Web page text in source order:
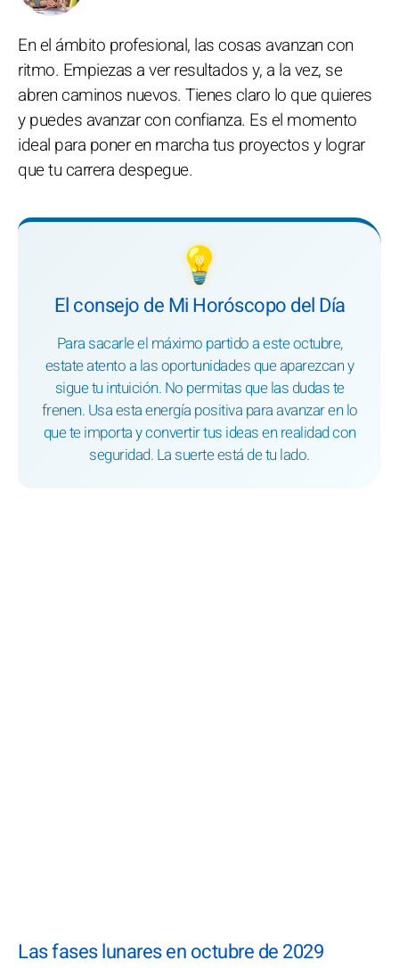
En el ámbito profesional, las cosas avanzan con
ritmo. Empiezas a ver resultados y, a la vez, se
abren caminos nuevos. Tienes claro lo que quieres
y puedes avanzar con confianza. Es el momento
ideal para poner en marcha tus proyectos y lograr
que tu carrera despegue.
💡
El consejo de Mi Horóscopo del Día
Para sacarle el máximo partido a este octubre,
estate atento a las oportunidades que aparezcan y
sigue tu intuición. No permitas que las dudas te
frenen. Usa esta energía positiva para avanzar en lo
que te importa y convertir tus ideas en realidad con
seguridad. La suerte está de tu lado.
Las fases lunares en octubre de 2029